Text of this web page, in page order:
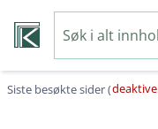
Siste besøkte sider (